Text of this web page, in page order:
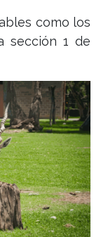
como los
sección 1 de